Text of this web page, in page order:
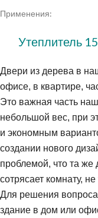
Применения:
Утеплитель
Двери из дерева в
офисе, в квартире,
Это важная часть
небольшой вес, при
и экономным
создании нового
проблемой, что та
сотрясает комнату,
Для решения
здание в дом или